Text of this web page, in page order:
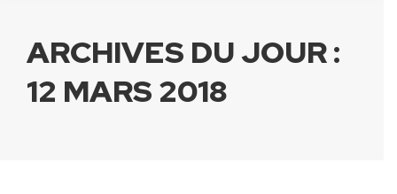
ARCHIVES DU JOUR :
12 MARS 2018